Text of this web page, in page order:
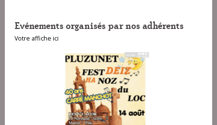
Evénements organisés par nos adhérents
Votre affiche ici